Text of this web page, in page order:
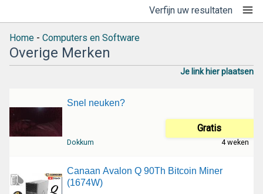
Verfijn uw resultaten
Home - Computers en Software
Overige Merken
Je link hier plaatsen
Snel neuken?
Gratis
Dokkum 4 weken
Canaan Avalon Q 90Th Bitcoin Miner
(1674W)